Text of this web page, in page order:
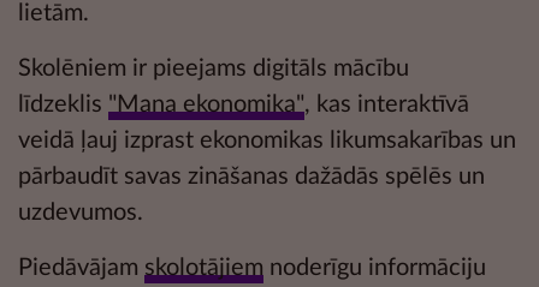
lietām.
Skolēniem ir pieejams digitāls mācību
līdzeklis "Mana ekonomika", kas interaktīvā
veidā ļauj izprast ekonomikas likumsakarības un
pārbaudīt savas zināšanas dažādās spēlēs un
uzdevumos.
Piedāvājam skolotājiem noderīgu informāciju